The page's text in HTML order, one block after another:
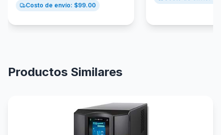
Costo de envío: $99.00
Productos Similares